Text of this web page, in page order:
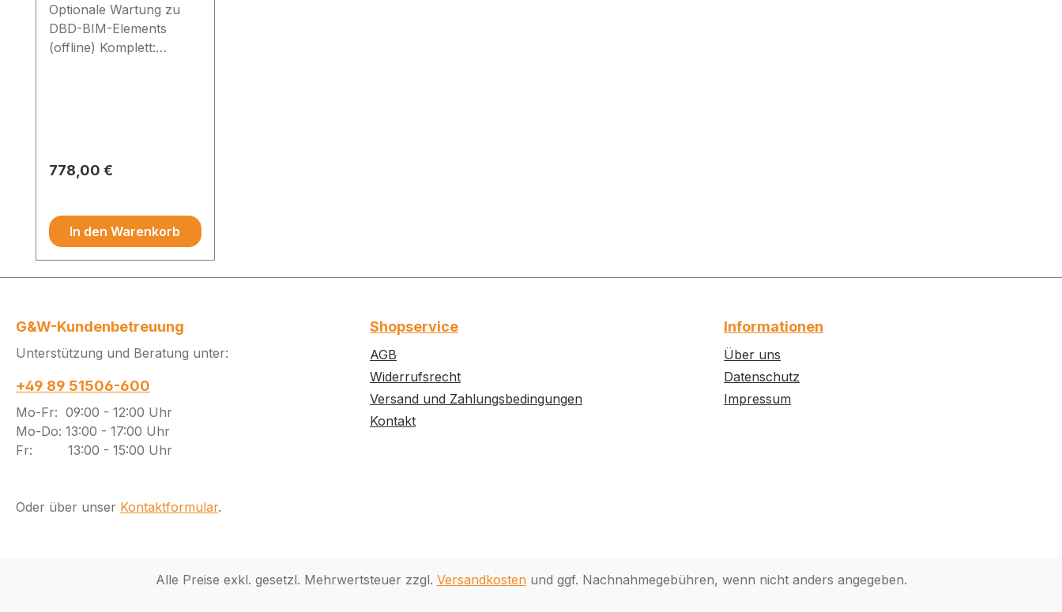
Optionale Wartung zu
DBD-BIM-Elements
(offline) Komplett:
erhalten Sie die Updates
(2x pro Jahr)
so die Aktualität Ihrer
Daten.
Regulärer Preis:
778,00 €
In den Warenkorb
G&W-Kundenbetreuung
Unterstützung und Beratung unter:
+49 89 51506-600
Mo-Fr: 09:00 - 12:00 Uhr
Mo-Do: 13:00 - 17:00 Uhr
Fr: 13:00 - 15:00 Uhr
Oder über unser Kontaktformular.
Shopservice
AGB
Widerrufsrecht
Versand und Zahlungsbedingungen
Kontakt
Informationen
Über uns
Datenschutz
Impressum
Alle Preise exkl. gesetzl. Mehrwertsteuer zzgl. Versandkostenund ggf. Nachnahmegebühren, wenn nicht anders angegeben.